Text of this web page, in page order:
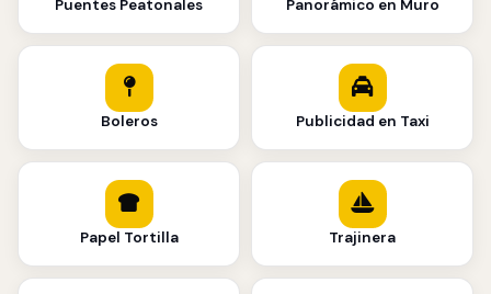
Puentes Peatonales Panorámico en Muro
Boleros Publicidad en Taxi
Papel Tortilla Trajinera